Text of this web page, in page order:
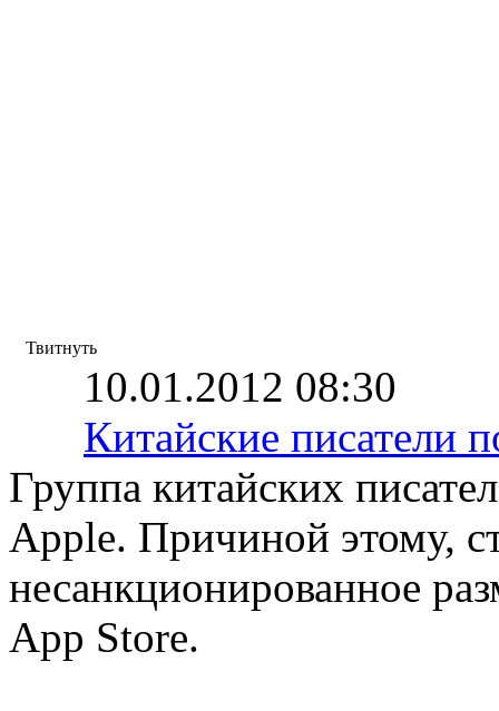
Твитнуть
10.01.2012 08:30
Китайские писатели
Группа китайских
Apple. Причиной этому,
несанкционированное
App Store.